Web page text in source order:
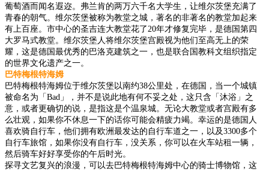
葡萄酒而闻名遐迩。弗兰肯的两万六千名大学生，让维尔茨堡充满了
青春的朝气。维尔茨堡被称为教堂之城，著名的非著名的教堂加起来
有上百座。市中心的圣吉连大教堂花了20年才修复完毕，是德国第四
大罗马式教堂。维尔茨堡人将维尔茨堡宫殿视为他们至高无上的荣
耀，这是德国最优秀的巴洛克建筑之一，也是联合国教科文组织指定
的世界文化遗产之一。
巴特梅根特海姆
巴特梅根特海姆位于维尔茨堡以南约38公里处，在德国，当一个城镇
被命名为「Bad」，并不是说此地有何不妥之处，这只含「沐浴」之
意，或者更确切的说，是指这是个温泉城。无论大教堂或者宫殿有多
么壮观，如果你不休息一下的话你可能会精疲力竭。幸运的是德国人
喜欢骑自行车，他们拥有欧洲最发达的自行车道之一，以及3300多个
自行车旅馆，如果你没有自行车，没关系，你可以在火车站租一辆，
然后骑车好好享受你的午后时光。
探寻文艺复兴的浪漫，可以去巴特梅根特海姆中心的骑士博物馆，这